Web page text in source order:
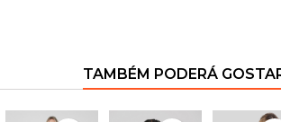
TAMBÉM PODERÁ